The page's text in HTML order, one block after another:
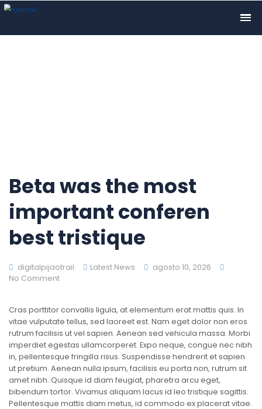
Beta was the most
important conferen
best tristique
digitalpijaotrail Latest News
agosto 10, 2026
No Comment
Cras porttitor convallis ligula, at elementum erat mattis quis. In
vitae vulputate tellus, sed laoreet est. Nam eget dolor non eros
rutrum facilisis ut vel sapien. Aenean sed vehicula massa. Morbi
imperdiet egestas ullamcorperet. Expo neque, congue nec nibh
in, pellentesque fringilla risus. Suspendisse hendrerit et sapien
ut pretium. Aenean nulla ipsum, facilisis eu porta non, rutrum sit
amet nibh. Quisque id diam feugiat, pharetra arcu eget,
bibendum tortor. Vivamus aliquam lacus id leo tristique sagittis.
Pellentesque mattis diam metus, id commodo ex placerat vitae.